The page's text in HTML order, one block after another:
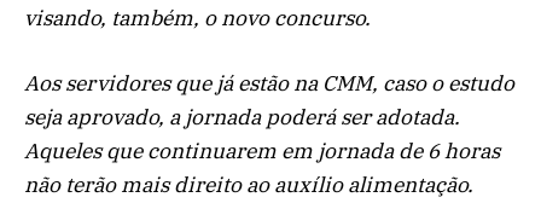
visando, também, o novo concurso.
Aos servidores que já estão na CMM, caso o estudo
seja aprovado, a jornada poderá ser adotada.
Aqueles que continuarem em jornada de 6 horas
não terão mais direito ao auxílio alimentação.